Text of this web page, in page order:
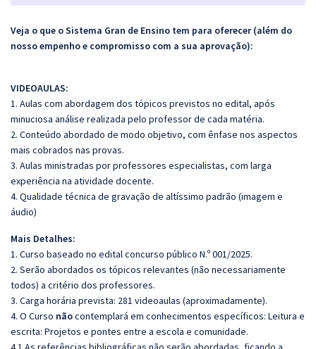
Veja o que o Sistema Gran de Ensino tem para oferecer (além do
nosso empenho e compromisso com a sua aprovação):
VIDEOAULAS:
1. Aulas com abordagem dos tópicos previstos no edital, após
minuciosa análise realizada pelo professor de cada matéria.
2. Conteúdo abordado de modo objetivo, com ênfase nos aspectos
mais cobrados nas provas.
3. Aulas ministradas por professores especialistas, com larga
experiência na atividade docente.
4. Qualidade técnica de gravação de altíssimo padrão (imagem e
áudio)
Mais Detalhes:
1. Curso baseado no edital concurso público N.º 001/2025.
2. Serão abordados os tópicos relevantes (não necessariamente
todos) a critério dos professores.
3. Carga horária prevista: 281 videoaulas (aproximadamente).
4. O Curso nãocontemplará em conhecimentos específicos: Leitura e
escrita: Projetos e pontes entre a escola e comunidade.